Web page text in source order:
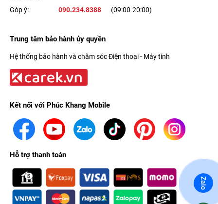
Góp ý: 090.234.8388 (09:00-20:00)
Trung tâm bảo hành ủy quyền
Hệ thống bảo hành và chăm sóc Điện thoại - Máy tính
Kết nối với Phúc Khang Mobile
Hỗ trợ thanh toán
Zalo